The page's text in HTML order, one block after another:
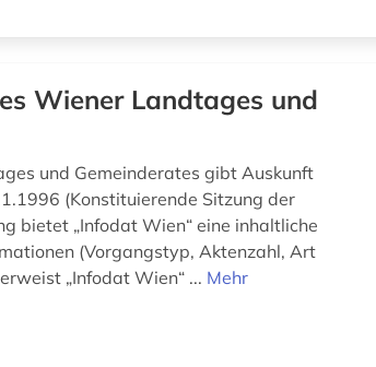
Wiener Landtages und
und Gemeinderates gibt Auskunft
(Konstituierende Sitzung der
bietet „Infodat Wien“ eine inhaltliche
(Vorgangstyp, Aktenzahl, Art
„Infodat Wien“ ... Mehr